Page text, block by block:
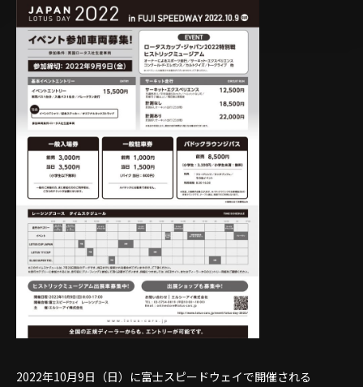
2022年10月9日（日）に富士スピードウェイで開催される